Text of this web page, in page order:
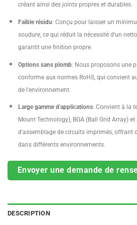
créant ainsi des joints propres et durables.
Faible résidu: Conçu pour laisser un
soudure, ce qui réduit la nécessité d'un
garantit une finition propre.
Options sans plomb: Nous proposons une
conforme aux normes RoHS, qui convient
de l'environnement.
Large gamme d'applications: Convient à la
Mount Technology), BGA (Ball Grid Array)
d'assemblage de circuits imprimés, offrant
dans différents environnements.
Envoyer une demande de
DESCRIPTION